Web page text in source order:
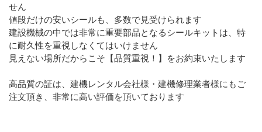
せん
値段だけの安いシールも、多数で見受けられます
建設機械の中では非常に重要部品となるシールキットは、特
に耐久性を重視しなくてはいけません
見えない場所だからこそ【品質重視！】をお約束いたします
高品質の証は、建機レンタル会社様・建機修理業者様にもご
注文頂き、非常に高い評価を頂いております